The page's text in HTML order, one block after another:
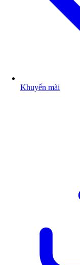
Khuyến mãi